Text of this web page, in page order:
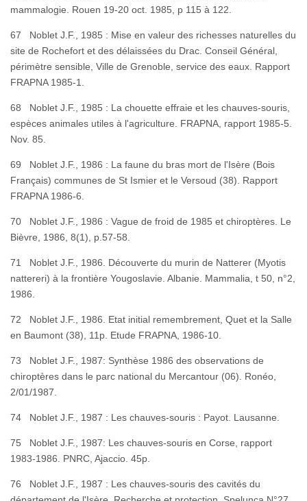
mammalogie. Rouen 19-20 oct. 1985, p 115 à 122.
67 Noblet J.F., 1985 : Mise en valeur des richesses naturelles du
site de Rochefort et des délaissées du Drac. Conseil Général,
périmètre sensible, Ville de Grenoble, service des eaux. Rapport
FRAPNA 1985-1.
68 Noblet J.F., 1985 : La chouette effraie et les chauves-souris,
espèces animales utiles à l'agriculture. FRAPNA, rapport 1985-5.
Nov. 85.
69 Noblet J.F., 1986 : La faune du bras mort de l'Isère (Bois
Français) communes de St Ismier et le Versoud (38). Rapport
FRAPNA 1986-6.
70 Noblet J.F., 1986 : Vague de froid de 1985 et chiroptères. Le
Bièvre, 1986, 8(1), p.57-58.
71 Noblet J.F., 1986. Découverte du murin de Natterer (Myotis
nattereri) à la frontière Yougoslavie. Albanie. Mammalia, t 50, n°2,
72 Noblet J.F., 1986. Etat initial remembrement, Quet et la Salle
en Baumont (38), 11p. Etude FRAPNA, 1986-10.
73 Noblet J.F., 1987: Synthèse 1986 des observations de
chiroptères dans le parc national du Mercantour (06). Ronéo,
2/01/
74 Noblet J.F., 1987 : Les chauves-souris : Payot. Lausanne.
75 Noblet J.F., 1987: Les chauves-souris en Corse, rapport
1983-1986. PNRC, Ajaccio. 45p.
76 Noblet J.F., 1987 : Les chauves-souris des cavités du